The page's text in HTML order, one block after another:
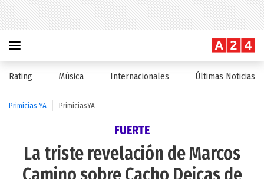
Rating Música Internacionales Últimas Noticias
Primicias YA PrimiciasYA
FUERTE
La triste revelación de Marcos